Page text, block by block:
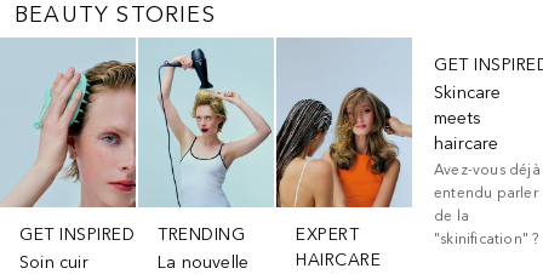
BEAUTY STORIES
Ignorer
GET INSPIRED
Soin cuir
TRENDING
La nouvelle
EXPERT
HAIRCARE
GET
Skincare
meets
haircare
Avez-vous déjà
entendu parler
de la
"skinification" ?